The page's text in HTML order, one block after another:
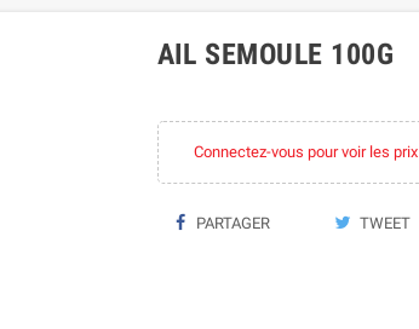
AIL SEMOULE 100G
Connectez-vous pour voir les prix
PARTAGER TWEET